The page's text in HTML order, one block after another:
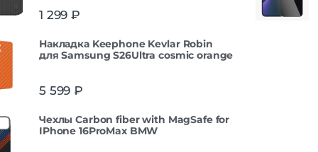
1 299 ₽
Накладка Keephone Kevlar Robin
для Samsung S26Ultra cosmic orange
5 599 ₽
Чехлы Carbon fiber with MagSafe for
IPhone 16ProMax BMW